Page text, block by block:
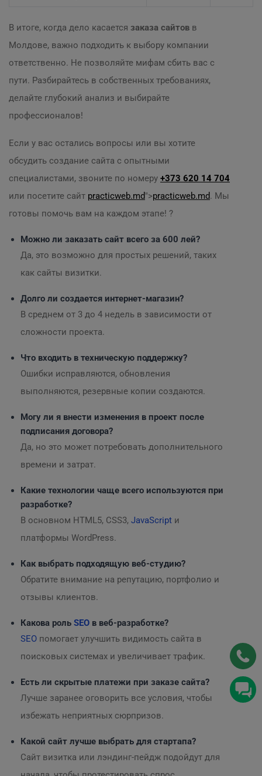
В итоге, когда дело касается заказа сайтов в
Молдове, важно подходить к выбору компании
ответственно. Не позволяйте мифам сбить вас с
пути. Разбирайтесь в собственных требованиях,
делайте глубокий анализ и выбирайте
профессионалов!
Если у вас остались вопросы или вы хотите
обсудить создание сайта с опытными
специалистами, звоните по номеру +373 620 14 704
или посетите сайт practicweb.md">practicweb.md. Мы
готовы помочь вам на каждом этапе! ?
Можно ли заказать сайт всего за 600 лей?
Да, это возможно для простых решений, таких
как сайты визитки.
Долго ли создается интернет-магазин?
В среднем от 3 до 4 недель в зависимости от
сложности проекта.
Что входить в техническую поддержку?
Ошибки исправляются, обновления
выполняются, резервные копии создаются.
Могу ли я внести изменения в проект после
подписания договора?
Да, но это может потребовать дополнительного
времени и затрат.
Какие технологии чаще всего используются при
разработке?
В основном HTML5, CSS3, JavaScript и
платформы WordPress.
Как выбрать подходящую веб-студию?
Обратите внимание на репутацию, портфолио и
отзывы клиентов.
Какова роль SEO в веб-разработке?
SEO помогает улучшить видимость сайта в
поисковых системах и увеличивает трафик.
Есть ли скрытые платежи при заказе сайта?
Лучше заранее оговорить все условия, чтобы
избежать неприятных сюрпризов.
Какой сайт лучше выбрать для стартапа?
Сайт визитка или лэндинг-пейдж подойдут для